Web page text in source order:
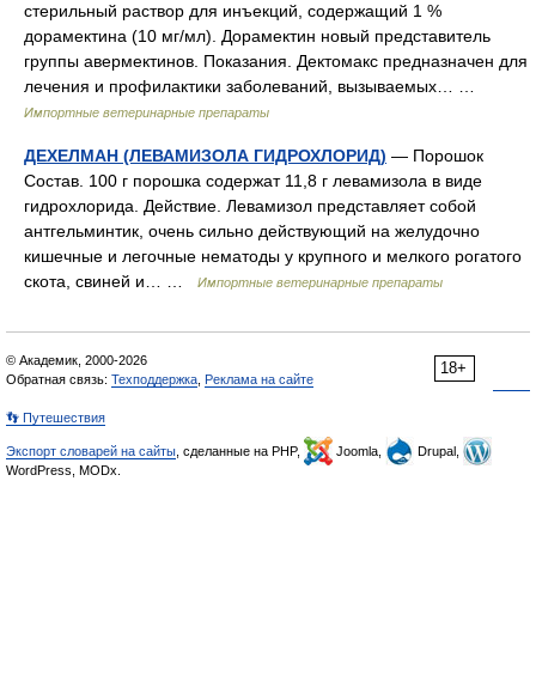
стерильный раствор для инъекций, содержащий 1 %
дорамектина (10 мг/мл). Дорамектин новый представитель
группы авермектинов. Показания. Дектомакс предназначен для
лечения и профилактики заболеваний, вызываемых… …
Импортные ветеринарные препараты
ДЕХЕЛМАН (ЛЕВАМИЗОЛА ГИДРОХЛОРИД) — Порошок
Состав. 100 г порошка содержат 11,8 г левамизола в виде
гидрохлорида. Действие. Левамизол представляет собой
антгельминтик, очень сильно действующий на желудочно
кишечные и легочные нематоды у крупного и мелкого рогатого
скота, свиней и… …
Импортные ветеринарные препараты
18+
© Академик, 2000-2026
Обратная связь: Техподдержка Реклама на сайте
👣 Путешествия
Экспорт словарей на сайты , сделанные на PHP, Joomla,
Drupal,
WordPress, MODx.